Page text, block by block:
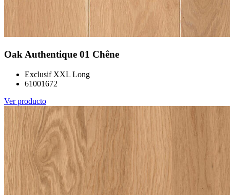
Oak Authentique 01 Chêne
Exclusif XXL Long
61001672
Ver producto